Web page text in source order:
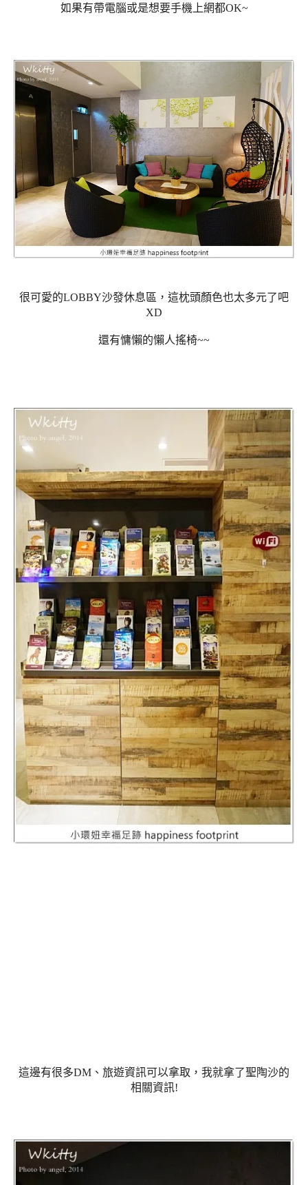
如果有帶電腦或是想要手機上網都OK~
很可愛的LOBBY沙發休息區，這枕頭顏色也太多元了吧
XD
還有慵懶的懶人搖椅~~
這邊有很多DM、旅遊資訊可以拿取，我就拿了聖陶沙的
相關資訊!